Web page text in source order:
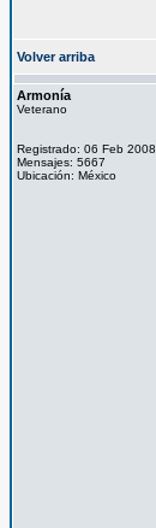
Volver arriba
Armonía
Veterano
Registrado: 06 Feb 2008
Mensajes: 5667
Ubicación: México